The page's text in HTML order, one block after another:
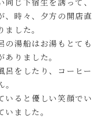
、時々、夕方の開店直
した。
の湯船はお湯もとても
りました。
呂をしたり、コーヒー
いると優しい笑顔でい
ました。